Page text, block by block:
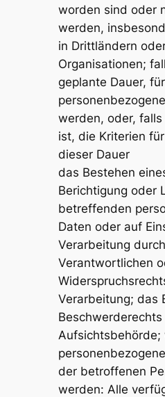
worden sind oder
werden,
in Drittländern
Organisationen;
geplante Dauer,
werden, oder,
ist, die Kriterien
dieser Dauer
das Bestehen
Berichtigung oder
betreffenden
Daten oder auf
Verarbeitung
Verantwortlichen
Verarbeitung; das
Aufsichtsbehörde;
der betroffenen
werden: Alle